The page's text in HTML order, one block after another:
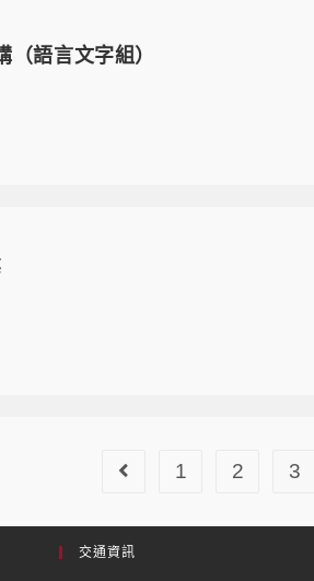
語言文字組）
1 2 3
交通資訊